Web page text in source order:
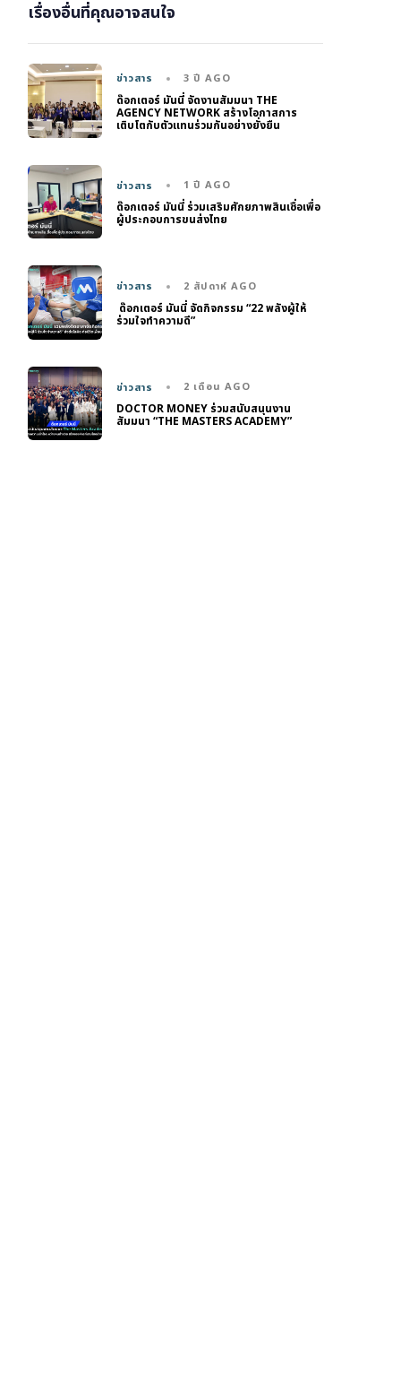
เรื่องอื่นที่คุณอาจสนใจ
ข่าวสาร 3 ปี AGO
ด๊อกเตอร์ มันนี่ จัดงานสัมมนา THE
AGENCY NETWORK สร้างโอกาสการ
เติบโตกับตัวแทนร่วมกันอย่างยั่งยืน
ข่าวสาร 1 ปี AGO
ด๊อกเตอร์ มันนี่ ร่วมเสริมศักยภาพสินเชื่อเพื่อ
ผู้ประกอบการขนส่งไทย
ข่าวสาร 2 สัปดาห์ AGO
ด๊อกเตอร์ มันนี่ จัดกิจกรรม “22 พลังผู้ให้
ร่วมใจทำความดี”
ข่าวสาร 2 เดือน AGO
DOCTOR MONEY ร่วมสนับสนุนงาน
สัมมนา “THE MASTERS ACADEMY”